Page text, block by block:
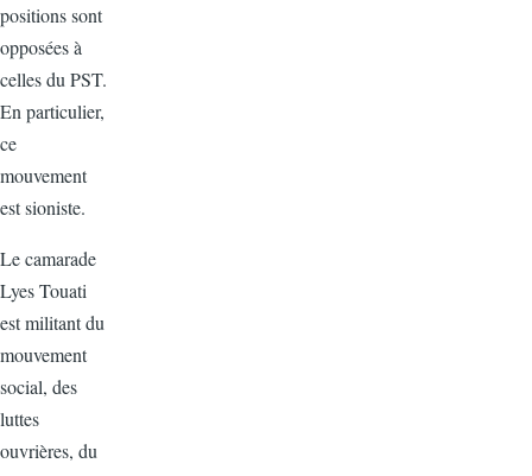
positions sont
opposées à
celles du PST.
En particulier,
ce
mouvement
est sioniste.
Le camarade
Lyes Touati
est militant du
mouvement
social, des
luttes
ouvrières, du